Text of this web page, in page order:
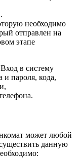
необходимо
отправлен на
этапе
в систему
и пароля, кода,
может любой
данную